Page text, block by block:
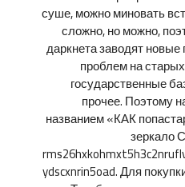
суше, можно миновать
сложно, но можно,
даркнета заводят
проблем на
государственные
прочее. Поэтому
названием «КАК
зеркало
ydscxnrin5oad. Для